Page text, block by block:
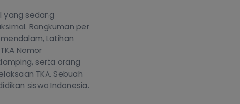
yang sedang
Rangkuman per
Latihan
Nomor
serta orang
TKA. Sebuah
siswa Indonesia.